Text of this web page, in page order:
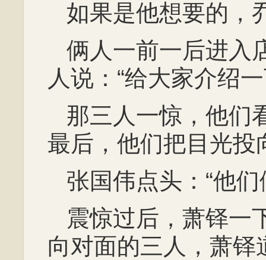
如果是他想要的，
俩人一前一后进入
人说：“给大家介绍
那三人一惊，他们
最后，他们把目光投
张国伟点头：“他
震惊过后，萧铎一
向对面的三人，萧铎